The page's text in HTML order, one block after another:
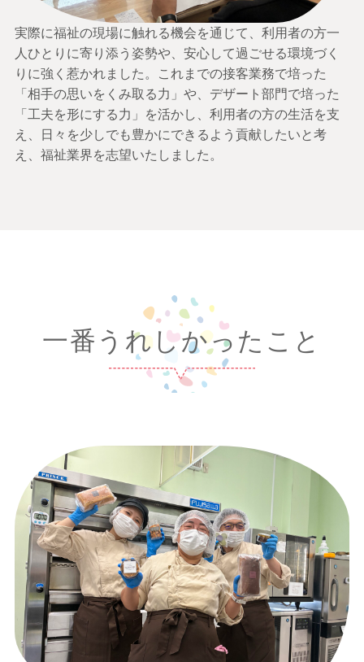
実際に福祉の現場に触れる機会を通じて、利用者の方一
人ひとりに寄り添う姿勢や、安心して過ごせる環境づく
りに強く惹かれました。これまでの接客業務で培った
「相手の思いをくみ取る力」や、デザート部門で培った
「工夫を形にする力」を活かし、利用者の方の生活を支
え、日々を少しでも豊かにできるよう貢献したいと考
え、福祉業界を志望いたしました。
一番うれしかったこと